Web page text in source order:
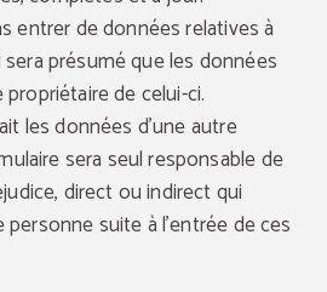
entrer de données relatives à
présumé que les données
de celui-ci.
les données d’une autre
sera seul responsable de
direct ou indirect qui
suite à l’entrée de ces
idéal pour
événements !
une organisation impeccable
de notre centre de congrès et
nous démontrer notre capacité à
répondre à vos attentes.
EN SAVOIR PLUS
les expériences et offres spéciales
EN SAVOIR PLUS